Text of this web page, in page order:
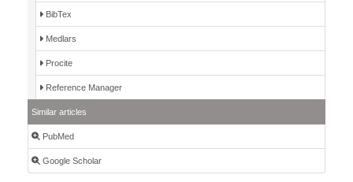
BibTex
Medlars
Procite
Reference Manager
Similar articles
PubMed
Google Scholar